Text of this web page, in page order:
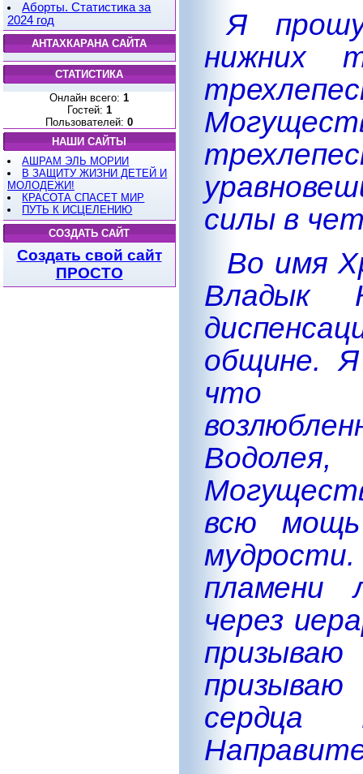
Аборты. Статистика за
2024 год
АНТАХКАРАНА САЙТА
СТАТИСТИКА
Онлайн всего: 1
Гостей: 1
Пользователей: 0
НАШИ САЙТЫ
АШРАМ ЭЛЬ МОРИИ
В ЗАЩИТУ ЖИЗНИ ДЕТЕЙ И
МОЛОДЕЖИ!
КРАСОТА СПАСЕТ МИР
ПУТЬ К ИСЦЕЛЕНИЮ
СОЗДАТЬ САЙТ
Создать свой сайт
ПРОСТО
Я
нижних
силы в
Во имя
Владык
общине.
что
всю
пламени
через
сердца